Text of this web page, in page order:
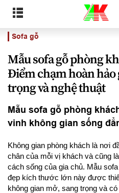
Sofa gỗ
Mẫu sofa gỗ phòng
Điểm chạm hoàn hảo
trọng và nghệ thuật
Mẫu sofa gỗ phòng
vinh không gian sống
Không gian phòng khách là nơi
chân của mỗi vị khách và cũng
cách sống của gia chủ. Mẫu
đẹp kích thước lớn này được
không gian mở, sang trọng và